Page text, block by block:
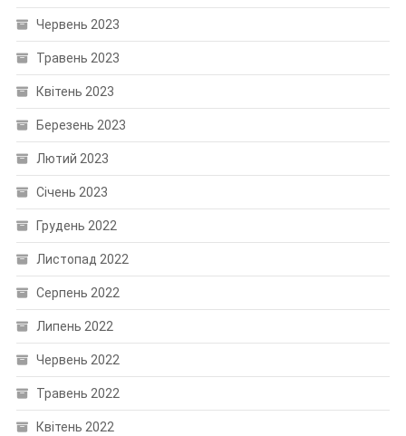
Червень 2023
Травень 2023
Квітень 2023
Березень 2023
Лютий 2023
Січень 2023
Грудень 2022
Листопад 2022
Серпень 2022
Липень 2022
Червень 2022
Травень 2022
Квітень 2022